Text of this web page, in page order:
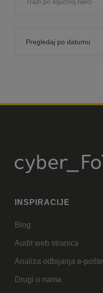
Pregledaj po datumu
INSPIRACIJE
Blog
Audit web stranica
Analiza odbijanja e-pošte
Drugi o nama